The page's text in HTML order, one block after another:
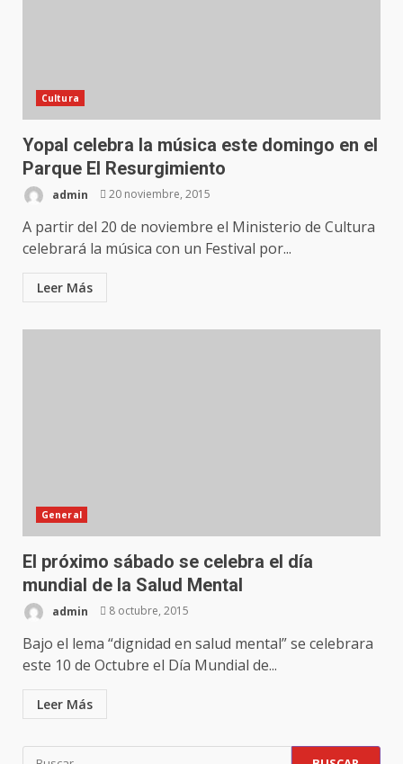
Cultura
Yopal celebra la música este domingo en el
Parque El Resurgimiento
admin 20 noviembre, 2015
A partir del 20 de noviembre el Ministerio de Cultura
celebrará la música con un Festival por...
Leer Más
General
El próximo sábado se celebra el día
mundial de la Salud Mental
admin 8 octubre, 2015
Bajo el lema “dignidad en salud mental” se celebrara
este 10 de Octubre el Día Mundial de...
Leer Más